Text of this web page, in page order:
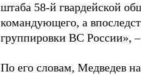
штаба 58-й гвардейской
командующего, а
группировки ВС России»,
По его словам, Медведев